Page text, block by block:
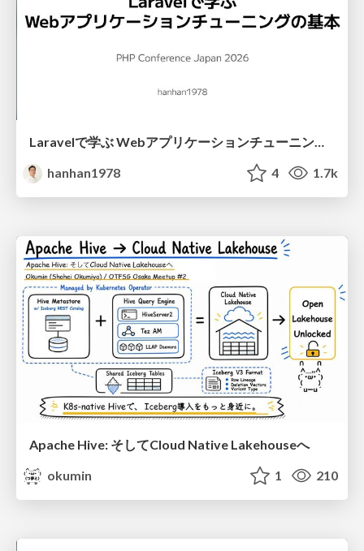
Laravelで学ぶ Webアプリケーションチューニング入門/web_application_tuning_101
hanhan1978
4 1.7k
Apache Hive: そしてCloud Native Lakehouseへ
okumin
1 210